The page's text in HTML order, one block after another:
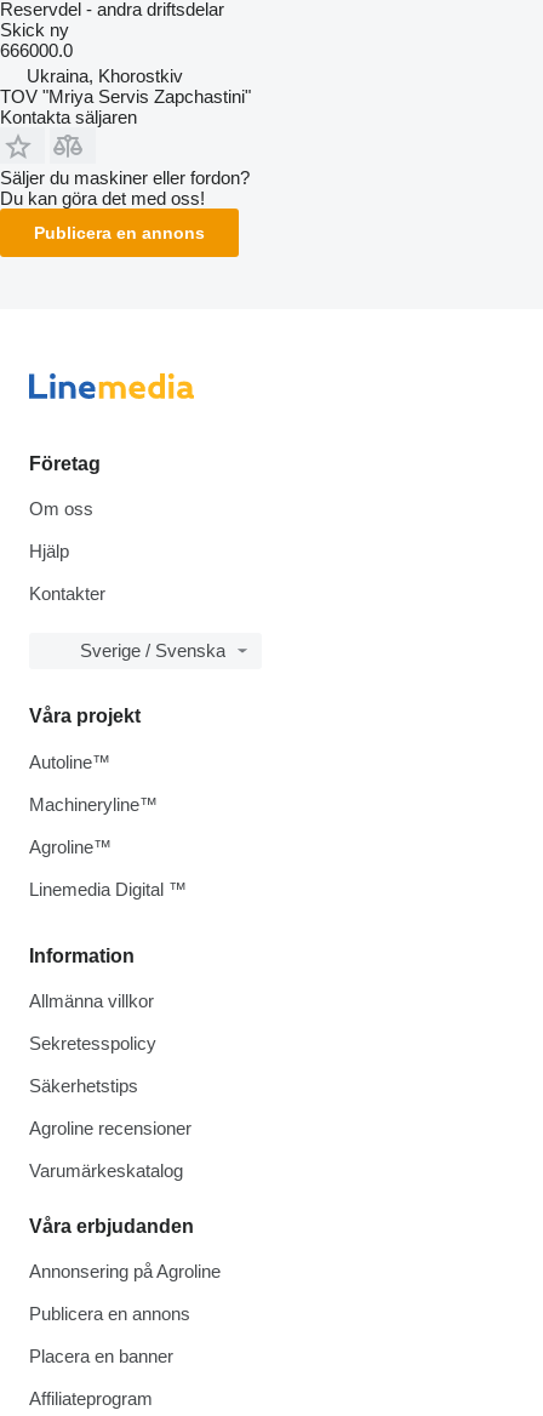
Reservdel - andra driftsdelar
Skick ny
666000.0
Ukraina, Khorostkiv
TOV "Mriya Servis Zapchastini"
Kontakta säljaren
Säljer du maskiner eller fordon?
Du kan göra det med oss!
Publicera en annons
Företag
Om oss
Hjälp
Kontakter
Sverige / Svenska
Information
Allmänna villkor
Sekretesspolicy
Säkerhetstips
Agroline recensioner
Varumärkeskatalog
Våra erbjudanden
Annonsering på Agroline
Publicera en annons
Placera en banner
Affiliateprogram
Våra projekt
Autoline™
Machineryline™
Agroline™
Linemedia Digital ™